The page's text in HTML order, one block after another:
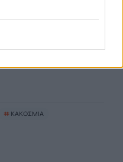
για τρίτεκνες και
# ΚΑΚΟΣΜΙΑ